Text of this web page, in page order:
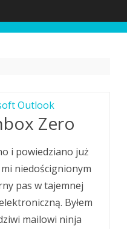
Zero
i powiedziano już
mi niedoścignionym
pas w tajemnej
Byłem
mailowi ninja